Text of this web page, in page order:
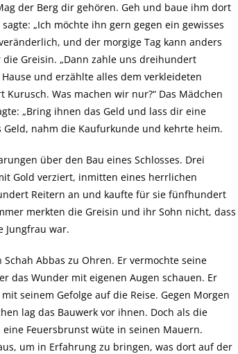
der Berg dir gehören. Geh und baue ihm dort
„Ich möchte ihn gern gegen ein gewisses
und der morgige Tag kann anders
Greisin. „Dann zahle uns dreihundert
und erzählte alles dem verkleideten
Was machen wir nur?“ Das Mädchen
„Bring ihnen das Geld und lass dir eine
nahm die Kaufurkunde und kehrte heim.
über den Bau eines Schlosses. Drei
Gold verziert, inmitten eines herrlichen
Reitern an und kaufte für sie fünfhundert
merkten die Greisin und ihr Sohn nicht, dass
Jungfrau war.
Abbas zu Ohren. Er vermochte seine
das Wunder mit eigenen Augen schauen. Er
seinem Gefolge auf die Reise. Gegen Morgen
lag das Bauwerk vor ihnen. Doch als die
Feuersbrunst wüte in seinen Mauern.
um in Erfahrung zu bringen, was dort auf der